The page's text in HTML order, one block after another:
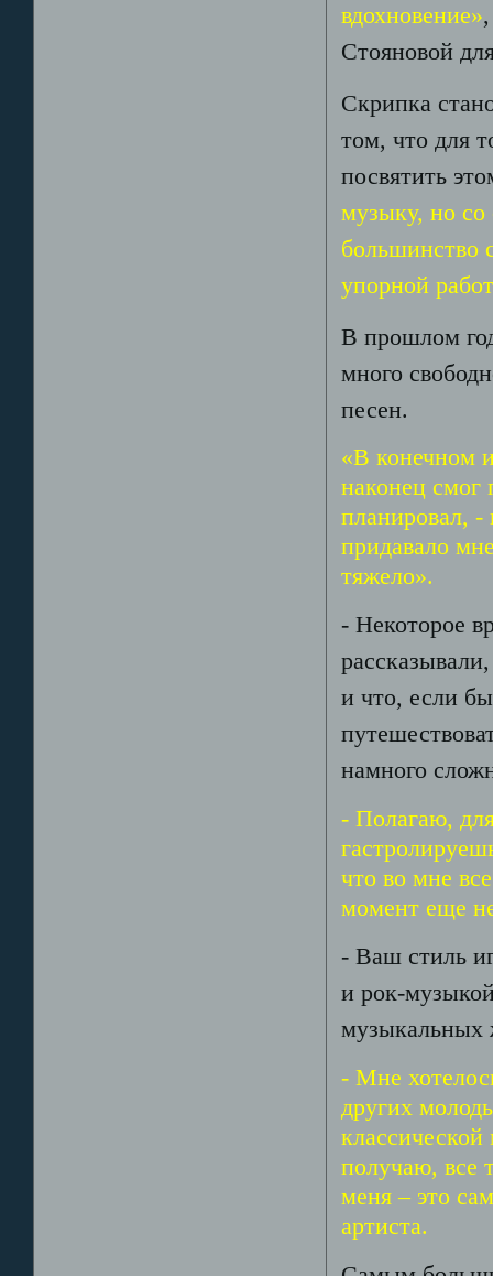
вдохновение»
Стояновой
Скрипка
том, что для
посвятить
музыку, но со
большинство
упорной
В прошлом
много
песен.
«В конечном
наконец смог
планировал, -
придавало
тяжело».
- Некоторое
и что, если
намного
- Полагаю,
что во мне
момент еще
- Ваш стиль
и рок-
музыкальных
- Мне
других
получаю, все
меня – это
артиста.